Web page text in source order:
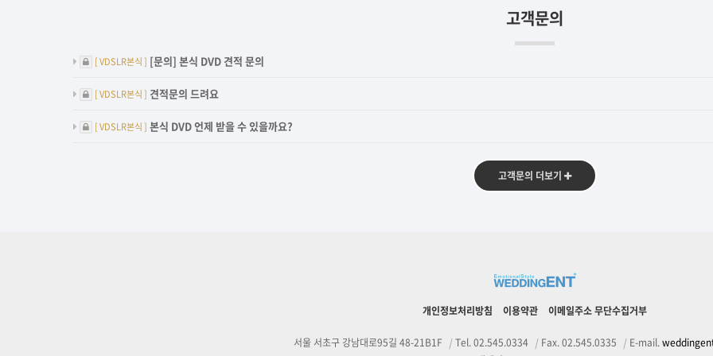
김지현&손주인커플
고객문의
[ VDSLR본식 ] [문의] 본식 DVD 견적 문의
비밀글
[ VDSLR본식 ] 견적문의 드려요
비밀글
[ VDSLR본식 ] 본식 DVD 언제 받을 수 있을까요?
고객문의 더보기
개인정보처리방침 이용약관 이메일주소 무단수집거부
서울 서초구 강남대로95길 48-21B1F | Tel. 02.545.0334 | Fax. 02.545.0335 | E-mail.